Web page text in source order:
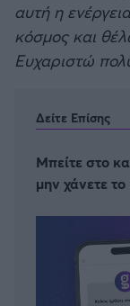
αυτή η
κόσμος και
Ευχαριστώ
Δείτε Επίσης
Μπείτε στο
μην χάνετε